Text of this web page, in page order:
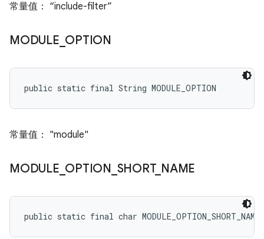
常量值： “include-filter”
MODULE OPTION
public static final String MODULE_OPTION
常量值： "module"
MODULE OPTION SHORT_ NAME
public static final char MODULE_OPTION_SHORT_NAME